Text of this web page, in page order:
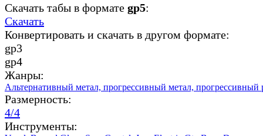
Скачать табы в формате gp5:
Скачать
Конвертировать и скачать в другом формате:
gp3
gp4
Жанры:
Альтернативный метал, прогрессивный метал, прогрессивный
Размерность:
4/4
Инструменты: